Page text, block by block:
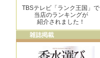
TBSテレビ「ランク王国」で
当店のランキングが
紹介されました！